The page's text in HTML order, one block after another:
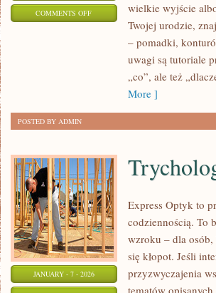
COMMENTS OFFON
NASTOLATEK
wielkie wyjście
Twojej urodzie,
– pomadki,
uwagi są tutoriale
„co”, ale też
More ]
POSTED BY ADMIN
JANUARY - 7 - 2026
Express Optyk to
codziennością. To
wzroku – dla
się kłopot. Jeśli
przyzwyczajenia
tematów